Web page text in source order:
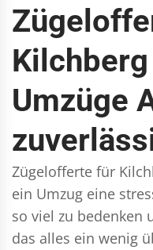
Umzüge
Zügelofferte für
ein Umzug eine
so viel zu bedenken
das alles ein wenig